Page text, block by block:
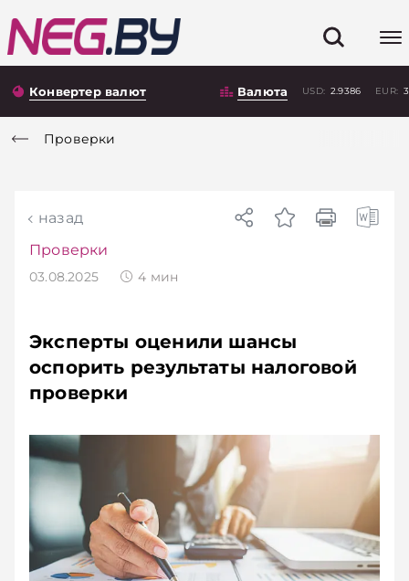
Конвертер валют Валюта USD: 2.9386 EUR:
Проверки
назад
Проверки
03.08.2025 4 мин
Эксперты оценили шансы
оспорить результаты налоговой
проверки